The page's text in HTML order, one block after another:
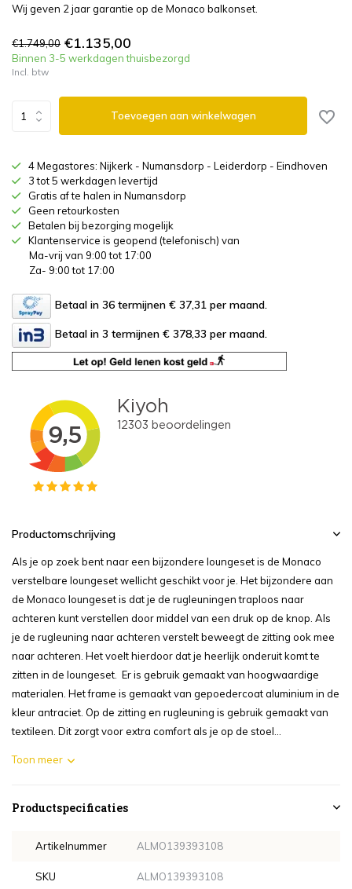
Wij geven 2 jaar garantie op de Monaco balkonset.
€1.749,00 €1.135,00
Binnen 3-5 werkdagen thuisbezorgd
Incl. btw
Toevoegen aan winkelwagen
4 Megastores: Nijkerk - Numansdorp - Leiderdorp - Eindhoven
3 tot 5 werkdagen levertijd
Gratis af te halen in Numansdorp
Geen retourkosten
Betalen bij bezorging mogelijk
Klantenservice is geopend (telefonisch) van
Ma-vrij van 9:00 tot 17:00
Za- 9:00 tot 17:00
Betaal in 36 termijnen € 37,31 per maand.
Betaal in 3 termijnen € 378,33 per maand.
Productomschrijving
Als je op zoek bent naar een bijzondere loungeset is de Monaco
verstelbare loungeset wellicht geschikt voor je. Het bijzondere aan
de Monaco loungeset is dat je de rugleuningen traploos naar
achteren kunt verstellen door middel van een druk op de knop. Als
je de rugleuning naar achteren verstelt beweegt de zitting ook mee
naar achteren. Het voelt hierdoor dat je heerlijk onderuit komt te
zitten in de loungeset. Er is gebruik gemaakt van hoogwaardige
materialen. Het frame is gemaakt van gepoedercoat aluminium in de
kleur antraciet. Op de zitting en rugleuning is gebruik gemaakt van
textileen. Dit zorgt voor extra comfort als je op de stoel...
Toon meer
Productspecificaties
Artikelnummer ALMO139393108
SKU ALMO139393108